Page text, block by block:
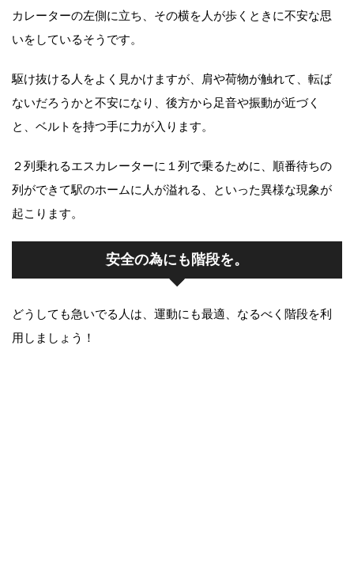
カレーターの左側に立ち、その横を人が歩くときに不安な思
いをしているそうです。
駆け抜ける人をよく見かけますが、肩や荷物が触れて、転ば
ないだろうかと不安になり、後方から足音や振動が近づく
と、ベルトを持つ手に力が入ります。
２列乗れるエスカレーターに１列で乗るために、順番待ちの
列ができて駅のホームに人が溢れる、といった異様な現象が
起こります。
安全の為にも階段を。
どうしても急いでる人は、運動にも最適、なるべく階段を利
用しましょう！